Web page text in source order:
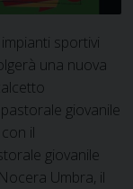
sportivi
una nuova
giovanile
il
giovanile
Umbra, il